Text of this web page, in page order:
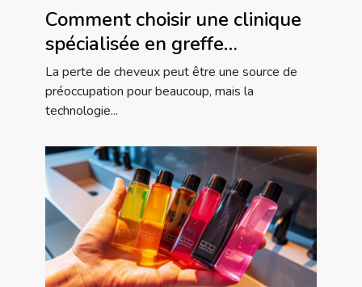
Comment choisir une clinique
spécialisée en greffe
capillaire : conseils pratiques
La perte de cheveux peut être une source de
préoccupation pour beaucoup, mais la
technologie...